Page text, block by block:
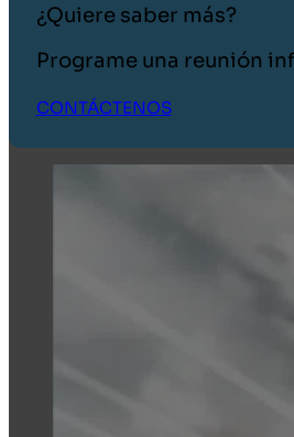
¿Quiere saber más?
Programe una reunión
CONTÁCTENOS